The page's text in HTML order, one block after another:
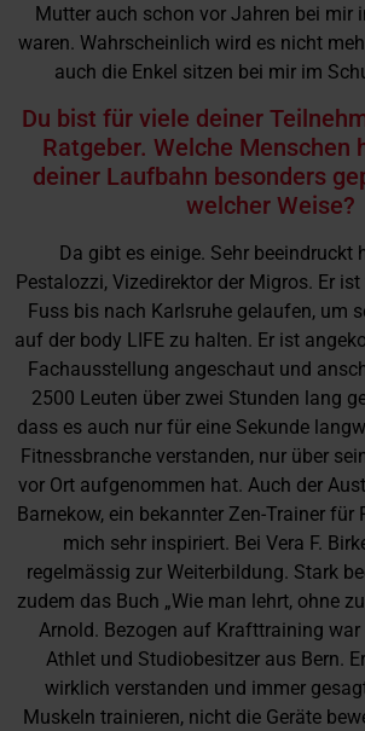
Mutter auch schon vor Jahren bei mir
waren. Wahrscheinlich wird es nicht
auch die Enkel sitzen bei mir im
Du bist für viele deiner
Ratgeber. Welche Menschen
deiner Laufbahn besonders
welcher Weise?
Da gibt es einige. Sehr beeindruckt
Pestalozzi, Vizedirektor der Migros. Er
Fuss bis nach Karlsruhe gelaufen, um
auf der body LIFE zu halten. Er ist
Fachausstellung angeschaut und
2500 Leuten über zwei Stunden lang
dass es auch nur für eine Sekunde
Fitnessbranche verstanden, nur über
vor Ort aufgenommen hat. Auch der
Barnekow, ein bekannter Zen-Trainer für
mich sehr inspiriert. Bei Vera F.
regelmässig zur Weiterbildung. Stark
zudem das Buch „Wie man lehrt, ohne
Arnold. Bezogen auf Krafttraining war
Athlet und Studiobesitzer aus Bern.
wirklich verstanden und immer
Muskeln trainieren, nicht die Geräte